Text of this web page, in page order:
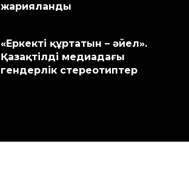
жарияланды
«Еркекті құртатын – әйел».
Қазақтілді медиадағы
гендерлік стереотиптер